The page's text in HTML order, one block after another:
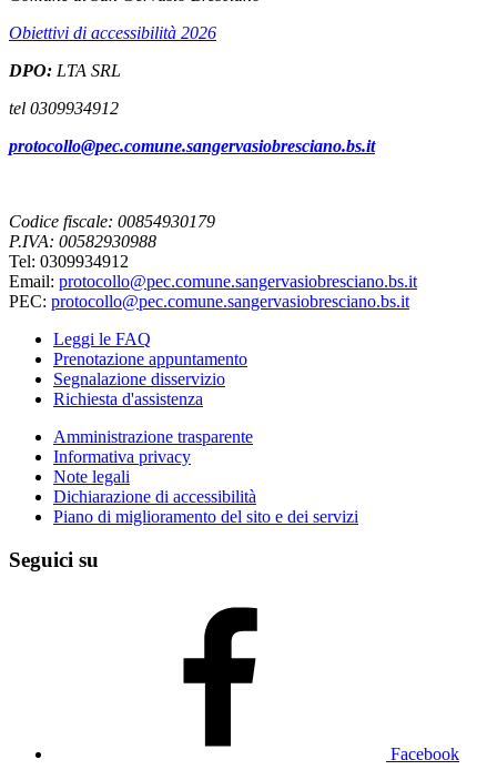
Obiettivi di accessibilità 2026
DPO: LTA SRL
tel 0309934912
protocollo@pec.comune.sangervasiobresciano.bs.it
Codice fiscale: 00854930179
P.IVA: 00582930988
Tel: 0309934912
Email: protocollo@pec.comune.sangervasiobresciano.bs.it
PEC: protocollo@pec.comune.sangervasiobresciano.bs.it
Leggi le FAQ
Prenotazione appuntamento
Segnalazione disservizio
Richiesta d'assistenza
Amministrazione trasparente
Informativa privacy
Note legali
Dichiarazione di accessibilità
Piano di miglioramento del sito e dei servizi
Seguici su
Facebook